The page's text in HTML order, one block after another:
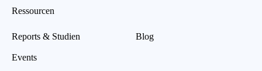
Ressourcen
Reports & Studien
Events
Blog